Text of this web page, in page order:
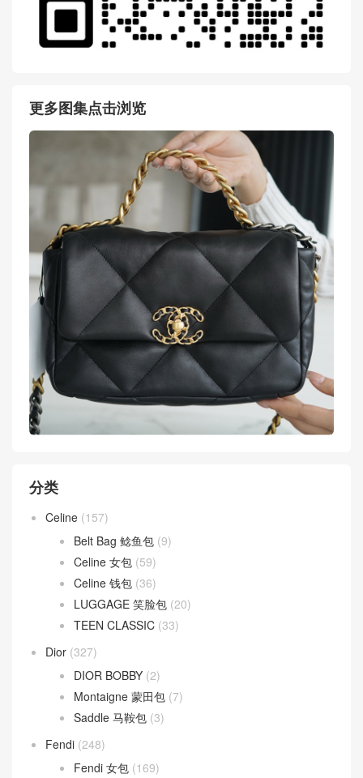
更多图集点击浏览
分类
Celine (157)
Belt Bag 鲶鱼包 (9)
Celine 女包 (59)
Celine 钱包 (36)
LUGGAGE 笑脸包 (20)
TEEN CLASSIC (33)
Dior (327)
DIOR BOBBY (2)
Montaigne 蒙田包 (7)
Saddle 马鞍包 (3)
Fendi (248)
Fendi 女包 (169)